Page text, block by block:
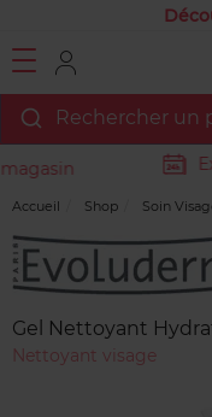
Rechercher un
Accueil Shop Soin
Marque
Gel Nettoyant
Nettoyant visage